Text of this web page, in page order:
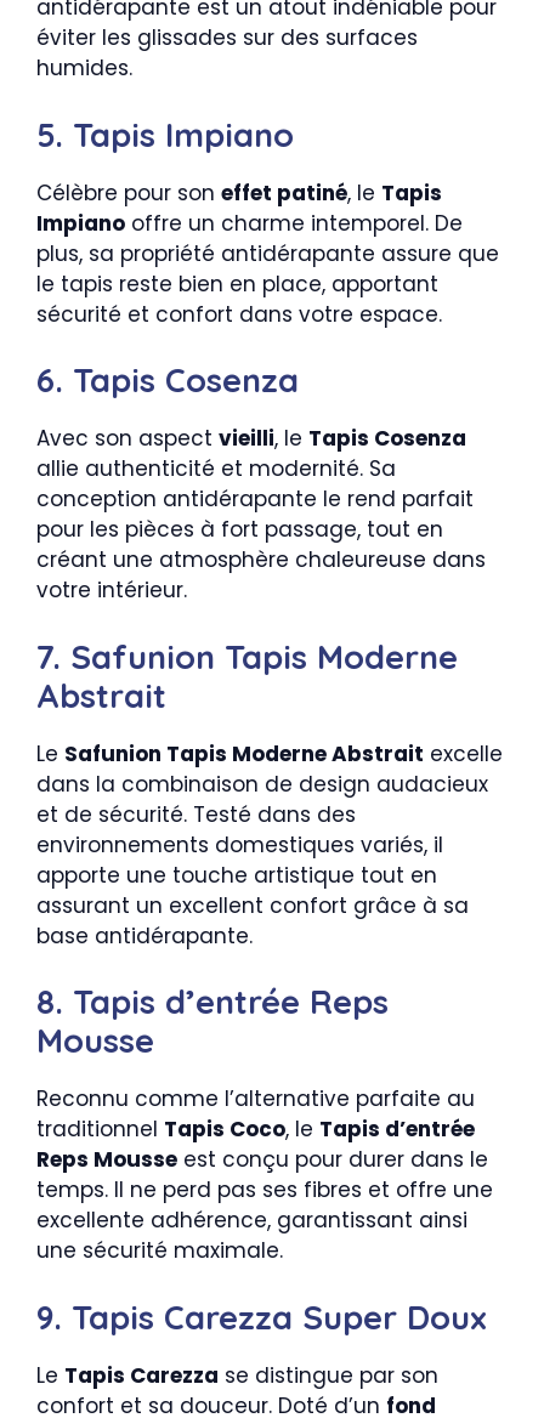
antidérapante est un atout indéniable pour
éviter les glissades sur des surfaces
humides.
5. Tapis Impiano
Célèbre pour son effet patiné, le Tapis
Impiano offre un charme intemporel. De
plus, sa propriété antidérapante assure que
le tapis reste bien en place, apportant
sécurité et confort dans votre espace.
6. Tapis Cosenza
Avec son aspect vieilli, le Tapis Cosenza
allie authenticité et modernité. Sa
conception antidérapante le rend parfait
pour les pièces à fort passage, tout en
créant une atmosphère chaleureuse dans
votre intérieur.
7. Safunion Tapis Moderne
Abstrait
Le Safunion Tapis Moderne Abstrait excelle
dans la combinaison de design audacieux
et de sécurité. Testé dans des
environnements domestiques variés, il
apporte une touche artistique tout en
assurant un excellent confort grâce à sa
base antidérapante.
8. Tapis d’entrée Reps
Mousse
Reconnu comme l’alternative parfaite au
traditionnel Tapis Coco, le Tapis d’entrée
Reps Mousse est conçu pour durer dans le
temps. Il ne perd pas ses fibres et offre une
excellente adhérence, garantissant ainsi
une sécurité maximale.
9. Tapis Carezza Super Doux
Le Tapis Carezza se distingue par son
confort et sa douceur. Doté d’un fond